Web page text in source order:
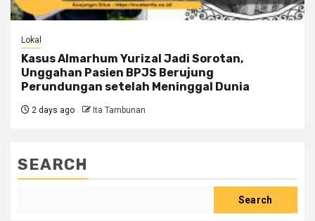
Lokal
Kasus Almarhum Yurizal Jadi Sorotan,
Unggahan Pasien BPJS Berujung
Perundungan setelah Meninggal Dunia
2 days ago Ita Tambunan
SEARCH
Search